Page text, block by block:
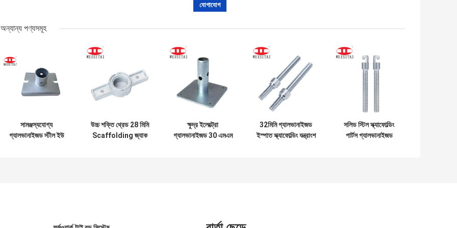
অন্যান্য পণ্যসমূহ
সামঞ্জস্যযোগ্য
গ্যালভানাইজড স্টীল ইউ
উচ্চ শক্তি থ্রেড 28 মিমি
Scaffolding জ্যাক
ক্ষুদ্র ইলেক্ট্রো
গ্যালভানাইজড 30 এমএম
32মিমি গ্যালভানাইজড
ইস্পাত স্ক্যাফোল্ডিং যন্ত্রাংশ
সলিড স্টিল স্ক্যাফোল্ডিং
পার্টস গ্যালভানাইজড